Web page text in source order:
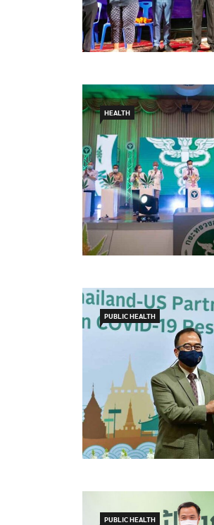
HEALTH
PUBLIC HEALTH
PUBLIC HEALTH